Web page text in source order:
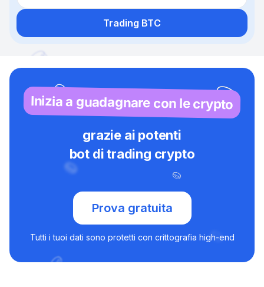
Trading BTC
Inizia a guadagnare con le crypto
grazie ai potenti
bot di trading crypto
Prova gratuita
Tutti i tuoi dati sono protetti con crittografia high-end